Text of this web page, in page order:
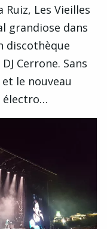
Ruiz, Les Vieilles
grandiose dans
discothèque
Cerrone. Sans
le nouveau
électro…